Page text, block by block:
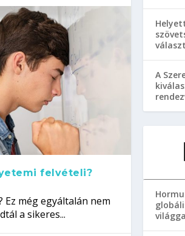
felvételi?
még egyáltalán nem
a sikeres...
A